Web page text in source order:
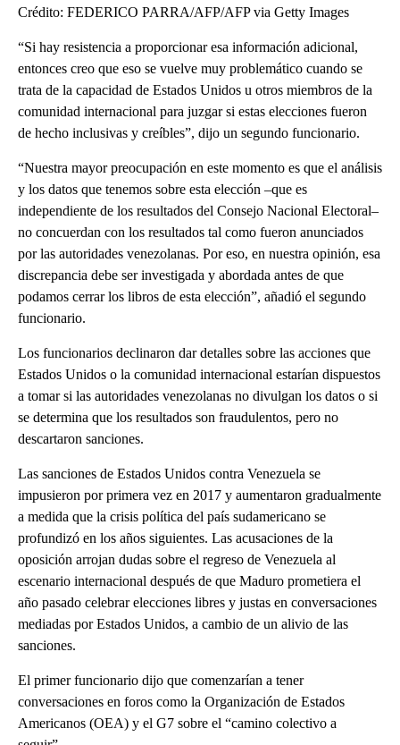
Crédito: FEDERICO PARRA/AFP/AFP via Getty Images
“Si hay resistencia a proporcionar esa información adicional,
entonces creo que eso se vuelve muy problemático cuando se
trata de la capacidad de Estados Unidos u otros miembros de la
comunidad internacional para juzgar si estas elecciones fueron
de hecho inclusivas y creíbles”, dijo un segundo funcionario.
“Nuestra mayor preocupación en este momento es que el análisis
y los datos que tenemos sobre esta elección –que es
independiente de los resultados del Consejo Nacional Electoral–
no concuerdan con los resultados tal como fueron anunciados
por las autoridades venezolanas. Por eso, en nuestra opinión, esa
discrepancia debe ser investigada y abordada antes de que
podamos cerrar los libros de esta elección”, añadió el segundo
funcionario.
Los funcionarios declinaron dar detalles sobre las acciones que
Estados Unidos o la comunidad internacional estarían dispuestos
a tomar si las autoridades venezolanas no divulgan los datos o si
se determina que los resultados son fraudulentos, pero no
descartaron sanciones.
Las sanciones de Estados Unidos contra Venezuela se
impusieron por primera vez en 2017 y aumentaron gradualmente
a medida que la crisis política del país sudamericano se
profundizó en los años siguientes. Las acusaciones de la
oposición arrojan dudas sobre el regreso de Venezuela al
escenario internacional después de que Maduro prometiera el
año pasado celebrar elecciones libres y justas en conversaciones
mediadas por Estados Unidos, a cambio de un alivio de las
sanciones.
El primer funcionario dijo que comenzarían a tener
conversaciones en foros como la Organización de Estados
Americanos (OEA) y el G7 sobre el “camino colectivo a